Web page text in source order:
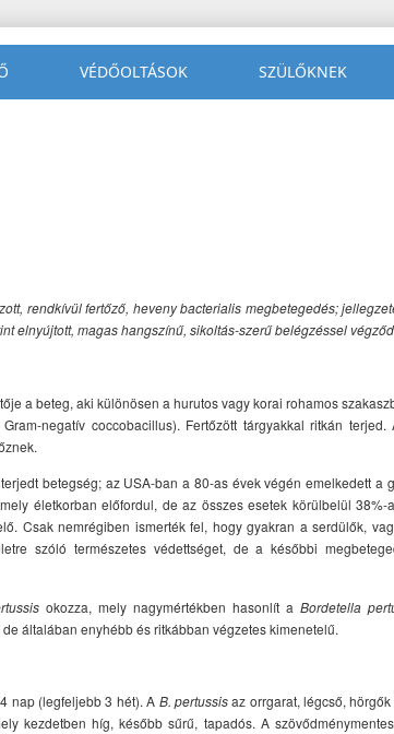
VÉDŐOLTÁSOK SZÜLŐKNEK
rendkívül fertőző, heveny bacterialis megbetegedés;
elnyújtott, magas hangszínű, sikoltás-szerű belégzéssel
a beteg, aki különösen a hurutos vagy korai rohamos
negatív coccobacillus). Fertőzött tárgyakkal ritkán
betegség; az USA-ban a 80-as évek végén emelkedett a
életkorban előfordul, de az összes esetek körülbelül
Csak nemrégiben ismerték fel, hogy gyakran a serdülők,
szóló természetes védettséget, de a későbbi
okozza, mely nagymértékben hasonlít a Bordetella
általában enyhébb és ritkábban végzetes kimenetelű.
nap (legfeljebb 3 hét). A B. pertussisaz orrgarat, légcső,
kezdetben híg, később sűrű, tapadós. A